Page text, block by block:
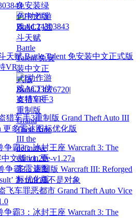
天赋 Battle Talent 免安装中文正式版
VR
猎车手3重制版 Grand Theft Auto III
更多雷达图标优化版
霸3：冰封王座 Warcraft 3: The
文版 v1.20e-v1.27a
霸3：重制版 Warcraft III: Reforged
为 null 或不是对象
飞车罪恶都市 Grand Theft Auto Vice
霸3：冰封王座 Warcraft 3: The